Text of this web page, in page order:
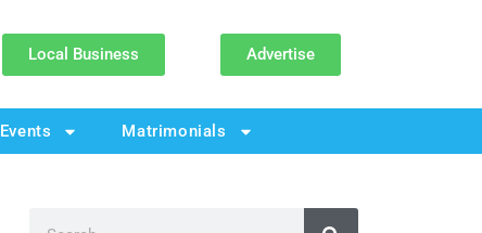
Local Business Advertise
Events Matrimonials